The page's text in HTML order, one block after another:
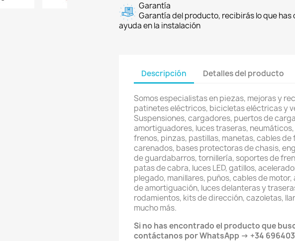
Garantía
Garantía del producto, recibirás lo que
ayuda en la instalación
Descripción Detalles del producto
Somos especialistas en piezas, mejoras y
patinetes eléctricos, bicicletas eléctricas y
Suspensiones, cargadores, puertos de
amortiguadores, luces traseras,
frenos, pinzas, pastillas, manetas, cables de
carenados, bases protectoras de chasis,
de guardabarros, tornillería, soportes de
patas de cabra, luces LED, gatillos,
plegado, manillares, puños, cables de
de amortiguación, luces delanteras y
rodamientos, kits de dirección, cazoletas,
mucho más.
Si no has encontrado el producto que
contáctanos por WhatsApp → +34